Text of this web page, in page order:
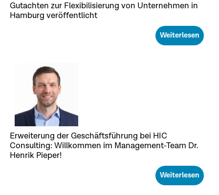
Gutachten zur Flexibilisierung von Unternehmen in
Hamburg veröffentlicht
Weiterlesen
Erweiterung der Geschäftsführung bei HIC
Consulting: Willkommen im Management-Team Dr.
Henrik Pieper!
Weiterlesen